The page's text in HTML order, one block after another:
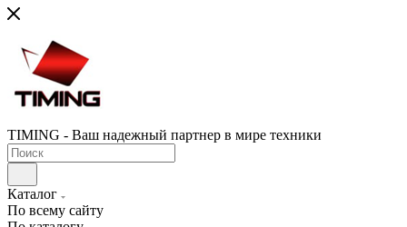
TIMING - Ваш надежный партнер в мире техники
Каталог
По всему сайту